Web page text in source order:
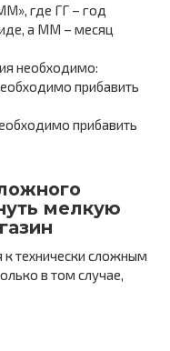
где ГГ – год
а ММ – месяц
необходимо:
прибавить
прибавить
мелкую
к технически сложным
в том случае,